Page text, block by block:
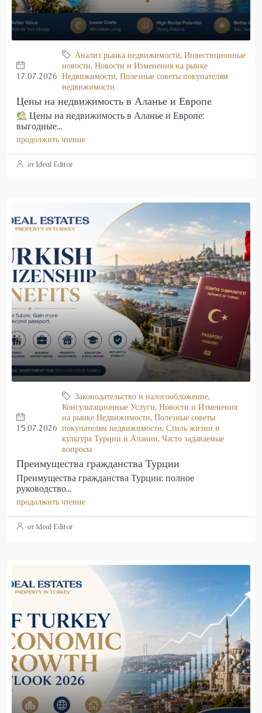
17.07.2026
Анализ рынка недвижимости, Инвестиционные
новости, Новости и Изменения на рынке
Недвижимости, Полезные советы покупателям
недвижимости
Цены на недвижимость в Аланье и Европе
Цены на недвижимость в Аланье и Европе:
выгодные...
продолжить чтение
от Ideal Editor
15.07.2026
Законодательство и налогообложение,
Консультационные Услуги, Новости и Изменения
на рынке Недвижимости, Полезные советы
покупателям недвижимости, Стиль жизни и
культура Турции и Алании, Часто задаваемые
вопросы
Преимущества гражданства Турции
Преимущества гражданства Турции: полное
руководство...
продолжить чтение
от Ideal Editor